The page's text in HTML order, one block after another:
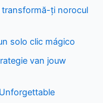
transformă-ți norocul
solo clic mágico
van jouw